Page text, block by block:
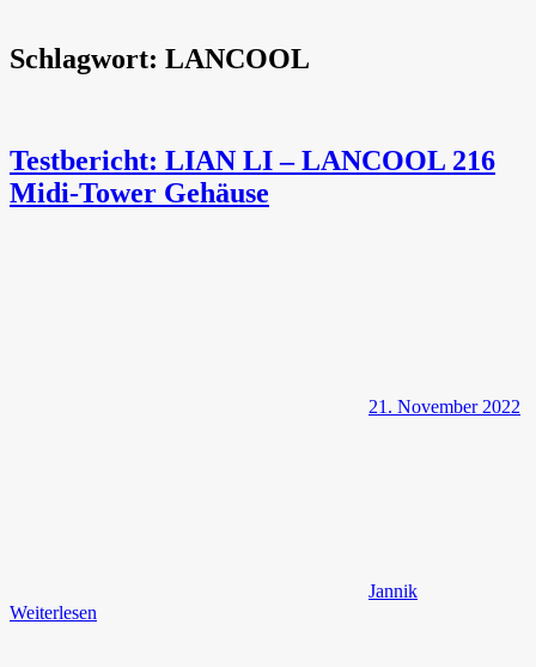
Schlagwort: LANCOOL
Testbericht: LIAN LI – LANCOOL 216
Midi-Tower Gehäuse
21. November 2022
Jannik
Weiterlesen